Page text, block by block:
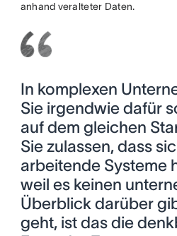
anhand veralteter Daten.
In komplexen
Sie irgendwie dafür
auf dem gleichen
Sie zulassen, dass
arbeitende Systeme
weil es keinen
Überblick darüber
geht, ist das die